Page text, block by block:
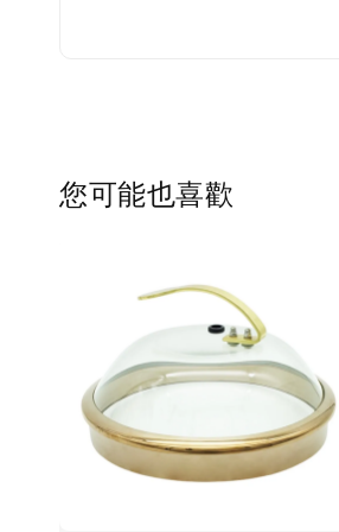
您可能也喜歡